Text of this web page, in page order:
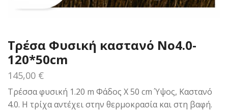
Τρέσα Φυσική καστανό Νο4.0-
120*50cm
145,00 €
Τρέσσα φυσική 1.20 m Φάδος Χ 50 cm Ύψος, Καστανό
4.0. Η τρίχα αντέχει στην θερμοκρασία και στη βαφή.